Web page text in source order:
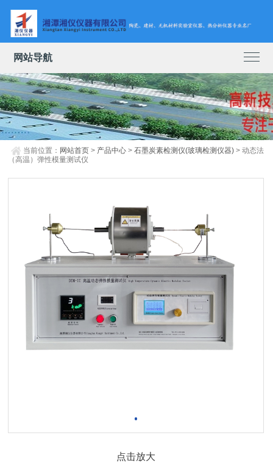
网站导航
当前位置： 网站首页 > 产品中心 >石墨炭素检测仪(玻璃检测仪器) > 动态法
（高温）弹性模量测试仪
点击放大